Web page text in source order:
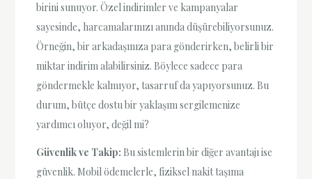
birini sunuyor. Özel indirimler ve kampanyalar
sayesinde, harcamalarınızı anında düşürebiliyorsunuz.
Örneğin, bir arkadaşınıza para gönderirken, belirli bir
miktar indirim alabilirsiniz. Böylece sadece para
göndermekle kalmıyor, tasarruf da yapıyorsunuz. Bu
durum, bütçe dostu bir yaklaşım sergilemenize
yardımcı oluyor, değil mi?
Güvenlik ve Takip: Bu sistemlerin bir diğer avantajı ise
güvenlik. Mobil ödemelerle, fiziksel nakit taşıma